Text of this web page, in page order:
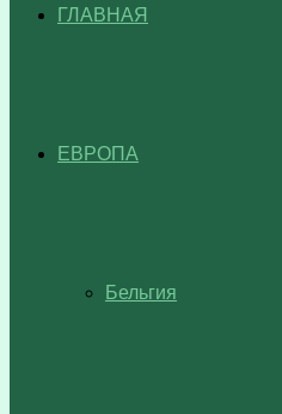
ГЛАВНАЯ
ЕВРОПА
Бельгия